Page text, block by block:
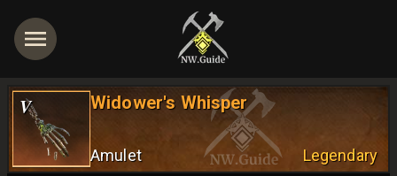
V Widower's Whisper
Amulet Legendary